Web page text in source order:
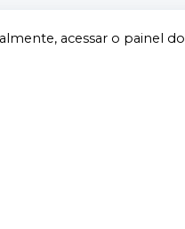
acessar o painel do